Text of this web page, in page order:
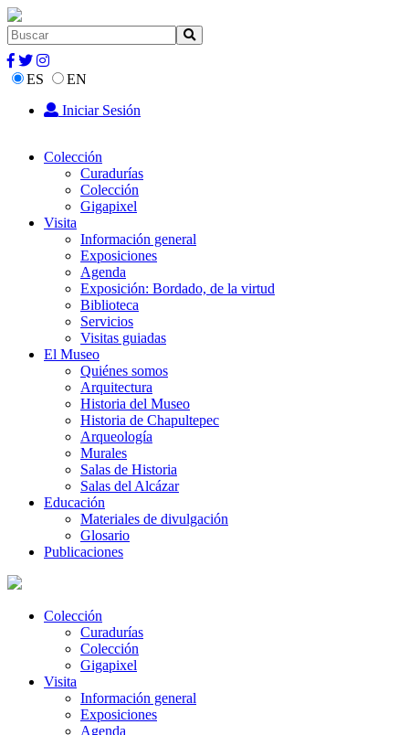
ES
EN
Iniciar Sesión
Colección
Curadurías
Colección
Gigapixel
Visita
Información general
Exposiciones
Agenda
Exposición: Bordado, de la virtud
Biblioteca
Servicios
Visitas guiadas
El Museo
Quiénes somos
Arquitectura
Historia del Museo
Historia de Chapultepec
Arqueología
Murales
Salas de Historia
Salas del Alcázar
Educación
Materiales de divulgación
Glosario
Publicaciones
Colección
Curadurías
Colección
Gigapixel
Visita
Información general
Exposiciones
Agenda